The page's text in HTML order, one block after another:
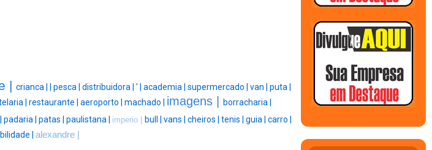
| crianca | pesca | distribuidora | ' | academia | supermercado | van | puta |
| restaurante | aeroporto | machado | imagens | borracharia |
padaria | patas | paulistana | imperio | bull | vans | cheiros | tenis | guia | carro |
| alexandre |